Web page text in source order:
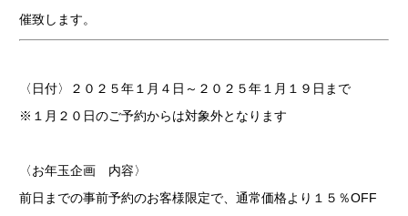
催致します。
〈日付〉２０２５年１月４日～２０２５年１月１９日まで
※１月２０日のご予約からは対象外となります
〈お年玉企画 内容〉
前日までの事前予約のお客様限定で、通常価格より１５％OFF